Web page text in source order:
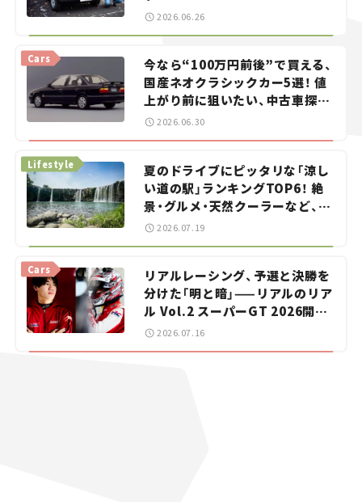
2026.06.26
今なら“100万円前後”で買える、
国産ネオクラシックカー5選！ 値
上がり前に狙いたい、中古車探し
をお手伝い――ちょっとイケてるマ
イカー選び #02
Cars
2026.06.30
夏のドライブにピッタリな「涼し
い道の駅」ランキングTOP6！ 絶
景・グルメ・天然クーラーなど、避
暑におすすめのスポットを紹介
Lifestyle
2026.07.19
リアルレーシング、予選と決勝を
分けた「明と暗」——リアルのリア
ル Vol.2 スーパーGT 2026開幕
戦 岡山国際サーキット
Cars
2026.07.16